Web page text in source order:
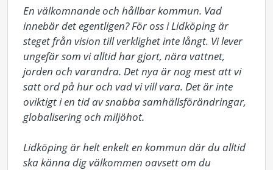
En välkomnande och hållbar kommun. Vad
innebär det egentligen? För oss i Lidköping är
steget från vision till verklighet inte långt. Vi lever
ungefär som vi alltid har gjort, nära vattnet,
jorden och varandra. Det nya är nog mest att vi
satt ord på hur och vad vi vill vara. Det är inte
oviktigt i en tid av snabba samhällsförändringar,
globalisering och miljöhot.
Lidköping är helt enkelt en kommun där du alltid
ska känna dig välkommen oavsett om du